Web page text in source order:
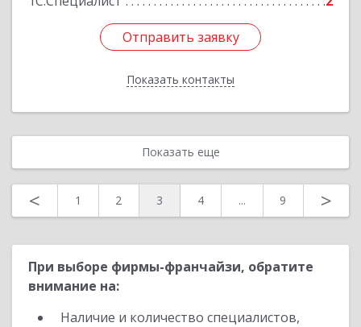
Отправить заявку
Показать контакты
Отправить заявку
Назад
Показать еще
< 1 2 3 4 ... 9 >
При выборе фирмы-франчайзи, обратите
внимание на:
Наличие и количество специалистов,